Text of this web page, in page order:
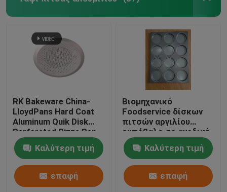
RK Bakeware China-
LloydPans Hard Coat
Aluminum Quik Disk
Perforated Pizza Pan
Καλύτερη τιμή
επαφή
Βιομηχανικό
Foodservice δίσκων
πιτσών αργιλίου
ευπόβαλε σε ανοδική
οξείδωση σκληρά το
παλτόΚαλύτερη τιμή
επαφή